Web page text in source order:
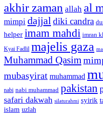
akhir zaman allah al
mimpi dajjal diki candra
helper imam mahdi imran
Kyai Fadlil majelis gaza
Muhammad Qasim
mubasyirat muhammad
nabi nabi muhammad pakistan
safari dakwah silaturahmi syirik
islam uzlah